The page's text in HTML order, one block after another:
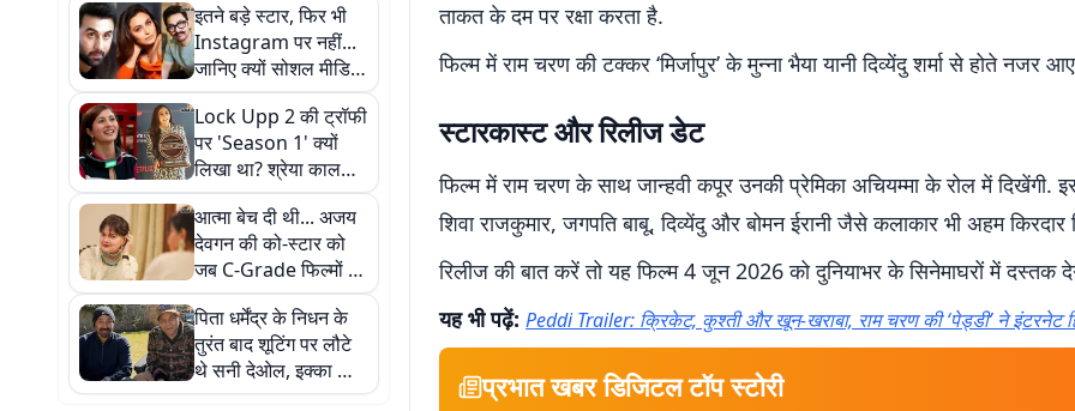
बनाई अपनी पहचान
इतने बड़े स्टार, फिर भी
Instagram पर नहीं...
जानिए क्यों सोशल मीडिया
से दूर हैं ये बॉलीवुड सितारे
Lock Upp 2 की ट्रॉफी
पर 'Season 1' क्यों
लिखा था? श्रेया कालरा
ने किया खुलासा
आत्मा बेच दी थी... अजय
देवगन की को-स्टार को
जब C-Grade फिल्मों में
करना पड़ा था काम, आज
भी होता है अफसोस
पिता धर्मेंद्र के निधन के
तुरंत बाद शूटिंग पर लौटे
थे सनी देओल, इक्का की
को-स्टार ने सुनाया
ताकत के दम पर रक्षा करता है.
फिल्म में राम चरण की टक्कर ‘मिर्जापुर’ के मुन्ना भैया यानी दिव्येंदु शर्मा से होते नजर
स्टारकास्ट और रिलीज डेट
फिल्म में राम चरण के साथ जान्हवी कपूर उनकी प्रेमिका अचियम्मा के रोल में दिखेंगी.
शिवा राजकुमार, जगपति बाबू, दिव्येंदु और बोमन ईरानी जैसे कलाकार भी अहम किरदार
रिलीज की बात करें तो यह फिल्म 4 जून 2026 को दुनियाभर के सिनेमाघरों में दस्तक
यह भी पढ़ें: Peddi Trailer: क्रिकेट, कुश्ती और खून-खराबा, राम चरण की ‘पेड्डी’ ने इंटरनेट
प्रभात खबर डिजिटल टॉप स्टोरी